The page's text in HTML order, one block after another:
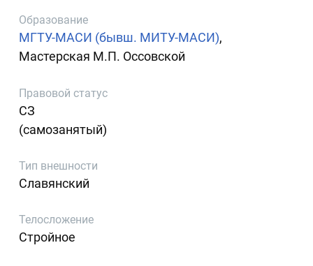
Образование
МГТУ-МАСИ (бывш. МИТУ-МАСИ),
Мастерская М.П. Оссовской
Правовой статус
СЗ
(самозанятый)
Тип внешности
Славянский
Телосложение
Стройное